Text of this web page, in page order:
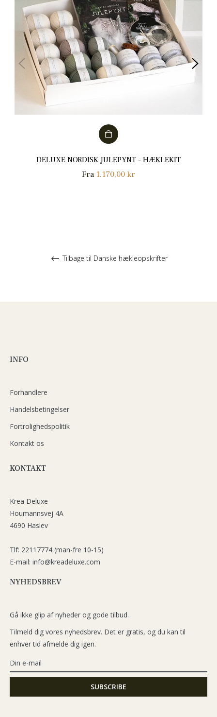
DELUXE NORDISK JULEPYNT - HÆKLEKIT
Fra 1.170,00 kr
Tilbage til Danske hækleopskrifter
INFO
Forhandlere
Handelsbetingelser
Fortrolighedspolitik
Kontakt os
KONTAKT
Krea Deluxe
Houmannsvej 4A
4690 Haslev
Tlf: 22117774 (man-fre 10-15)
E-mail: info@kreadeluxe.com
NYHEDSBREV
Gå ikke glip af nyheder og gode tilbud.
Tilmeld dig vores nyhedsbrev. Det er gratis, og du kan til
enhver tid afmelde dig igen.